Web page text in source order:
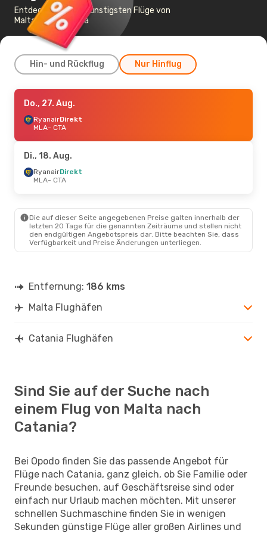
Entdecken Sie die günstigsten Flüge von
Malta nach Catania
Hin- und Rückflug Nur Hinflug
Do., 27. Aug.
RyanairDirekt
MLA- CTA
CTA- MLA
Do., 27. Aug.
RyanairDirekt
MLA- CTA
Di., 18. Aug.
RyanairDirekt
MLA- CTA
Die auf dieser Seite angegebenen Preise galten innerhalb der
letzten 20 Tage für die genannten Zeiträume und stellen nicht
den endgültigen Angebotspreis dar. Bitte beachten Sie, dass
Verfügbarkeit und Preise Änderungen unterliegen.
Entfernung: 186 kms
Malta Flughäfen
Catania Flughäfen
Sind Sie auf der Suche nach
einem Flug von Malta nach
Catania?
Bei Opodo finden Sie das passende Angebot für
Flüge nach Catania, ganz gleich, ob Sie Familie oder
Freunde besuchen, auf Geschäftsreise sind oder
einfach nur Urlaub machen möchten. Mit unserer
schnellen Suchmaschine finden Sie in wenigen
Sekunden günstige Flüge aller großen Airlines und